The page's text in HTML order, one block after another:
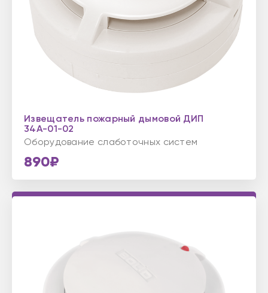
Извещатель пожарный дымовой ДИП
34А-01-02
Оборудование слаботочных систем
890₽